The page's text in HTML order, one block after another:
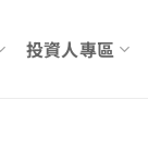
投資人專區